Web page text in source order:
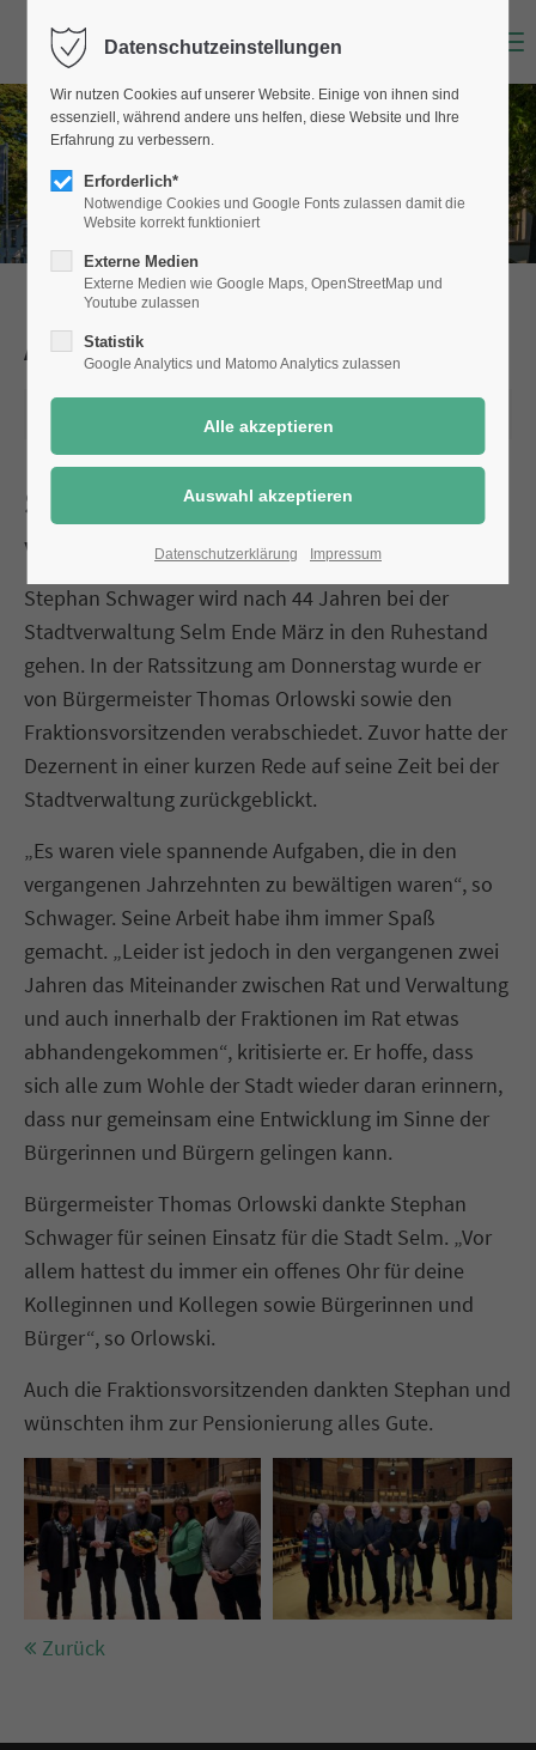
Aktuelle Meldungenaus Selm
Stephan Schwager im Rat
verabschiedet
Stephan Schwager wird nach 44 Jahren bei der
Stadtverwaltung Selm Ende März in den Ruhestand
gehen. In der Ratssitzung am Donnerstag wurde er
von Bürgermeister Thomas Orlowski sowie den
Fraktionsvorsitzenden verabschiedet. Zuvor hatte der
Dezernent in einer kurzen Rede auf seine Zeit bei der
Stadtverwaltung zurückgeblickt.
„Es waren viele spannende Aufgaben, die in den
vergangenen Jahrzehnten zu bewältigen waren“, so
Schwager. Seine Arbeit habe ihm immer Spaß
gemacht. „Leider ist jedoch in den vergangenen zwei
Jahren das Miteinander zwischen Rat und Verwaltung
und auch innerhalb der Fraktionen im Rat etwas
abhandengekommen“, kritisierte er. Er hoffe, dass
sich alle zum Wohle der Stadt wieder daran erinnern,
dass nur gemeinsam eine Entwicklung im Sinne der
Bürgerinnen und Bürgern gelingen kann.
Bürgermeister Thomas Orlowski dankte Stephan
Schwager für seinen Einsatz für die Stadt Selm. „Vor
allem hattest du immer ein offenes Ohr für deine
Kolleginnen und Kollegen sowie Bürgerinnen und
Bürger“, so Orlowski.
Auch die Fraktionsvorsitzenden dankten Stephan und
wünschten ihm zur Pensionierung alles Gute.
Zurück
Datenschutzeinstellungen
Wir nutzen Cookies auf unserer Website. Einige von ihnen sind
essenziell, während andere uns helfen, diese Website und Ihre
Erfahrung zu verbessern.
Erforderlich*
Notwendige Cookies und Google Fonts zulassen damit die
Website korrekt funktioniert
Externe Medien
Externe Medien wie Google Maps, OpenStreetMap und
Youtube zulassen
Statistik
Google Analytics und Matomo Analytics zulassen
Datenschutzerklärung Impressum